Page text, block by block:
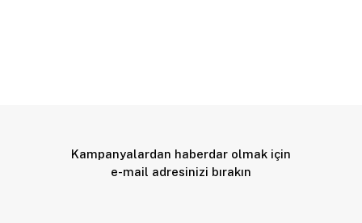
Kampanyalardan haberdar olmak için
e-mail adresinizi bırakın